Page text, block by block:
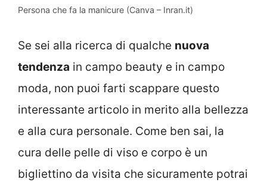
Persona che fa la manicure (Canva – Inran.it)
Se sei alla ricerca di qualche nuova
tendenza in campo beauty e in campo
moda, non puoi farti scappare questo
interessante articolo in merito alla bellezza
e alla cura personale. Come ben sai, la
cura delle pelle di viso e corpo è un
bigliettino da visita che sicuramente potrai